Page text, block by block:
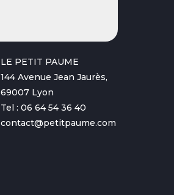
LE PETIT PAUME
144 Avenue Jean Jaurès,
69007 Lyon
Tel : 06 64 54 36 40
contact@petitpaume.com